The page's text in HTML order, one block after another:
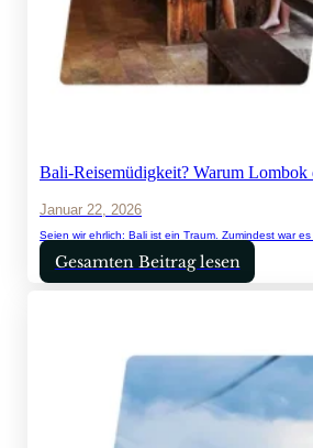
Bali-Reisemüdigkeit? Warum Lombok
Januar 22, 2026
Seien wir ehrlich: Bali ist ein Traum. Zumindest war
Gesamten Beitrag lesen